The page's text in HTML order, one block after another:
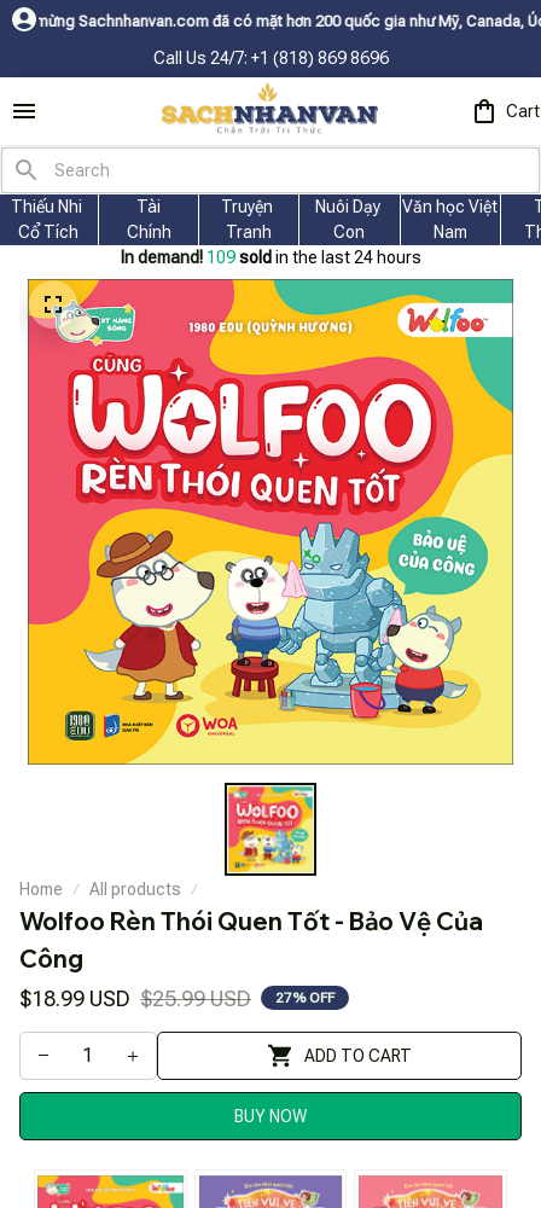
đã có mặt hơn 200 quốc gia như Mỹ, Canada, Úc, Nhật, Hàn, và các
Call Us 24/7: +1 (818) 869 8696
Cart
Thiếu Nhi
Cổ Tích
Tài
Chính
Truyện
Tranh
Nuôi Dạy
Con
Văn học Việt
Nam
In demand! 109 sold in the last 24 hours
Home All products
Wolfoo Rèn Thói Quen Tốt - Bảo Vệ Của
Công
$18.99 USD $25.99 USD 27% OFF
ADD TO CART
BUY NOW